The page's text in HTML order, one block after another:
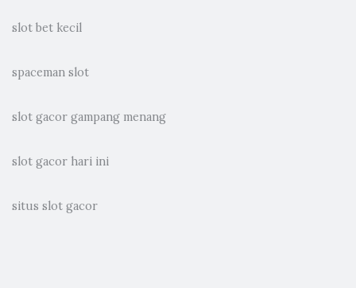
slot bet kecil
spaceman slot
slot gacor gampang menang
slot gacor hari ini
situs slot gacor